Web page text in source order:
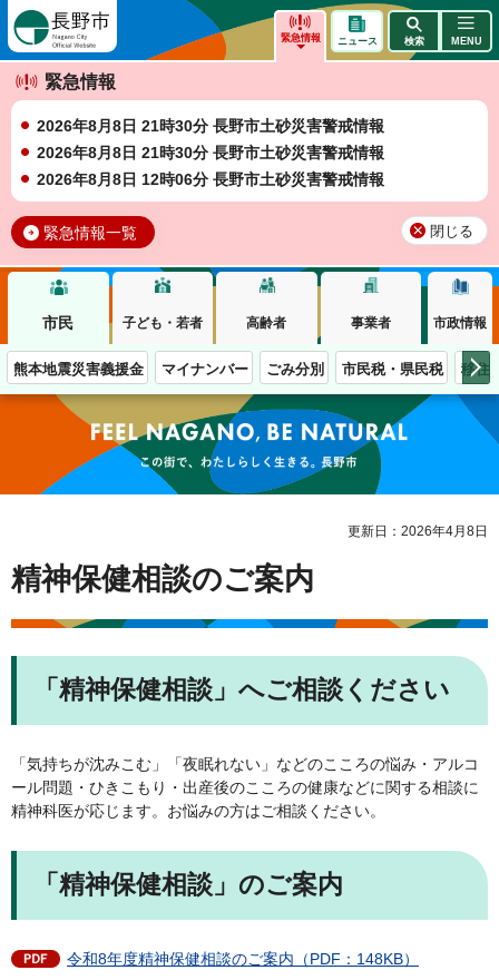
緊急情報
緊急情報
2026年8月8日 21時30分 長野市土砂災害警戒情報
2026年8月8日 21時30分 長野市土砂災害警戒情報
2026年8月8日 12時06分 長野市土砂災害警戒情報
緊急情報一覧 閉じる
ニュース 検索 MENU
市民 子ども・若者 高齢者 事業者 市政情報
熊本地震災害義援金 マイナンバー ごみ分別 市民税・県民税 移住
この街で、わたしらしく生きる。長野市
更新日：2026年4月8日
精神保健相談のご案内
「精神保健相談」へご相談ください
「気持ちが沈みこむ」「夜眠れない」などのこころの悩み・アルコ
ール問題・ひきこもり・出産後のこころの健康などに関する相談に
精神科医が応じます。お悩みの方はご相談ください。
「精神保健相談」のご案内
令和8年度精神保健相談のご案内（PDF：148KB）